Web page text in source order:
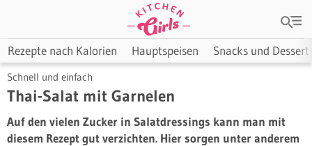
Rezepte nach Kalorien Hauptspeisen Snacks und
Schnell und einfach
Thai-Salat mit Garnelen
Auf den vielen Zucker in Salatdressings kann man mit
diesem Rezept gut verzichten. Hier sorgen unter anderem